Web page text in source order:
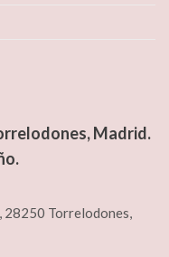
Madrid.
28250 Torrelodones,